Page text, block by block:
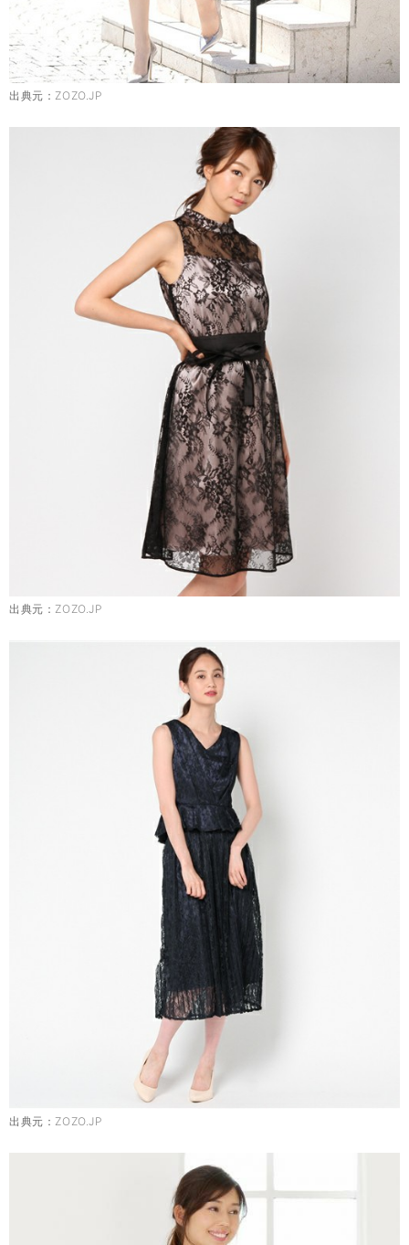
出典元： ZOZO.JP
出典元： ZOZO.JP
出典元： ZOZO.JP